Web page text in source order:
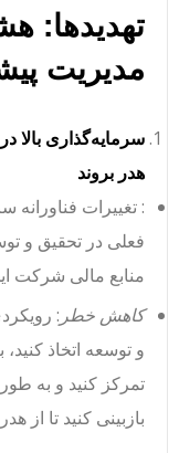
تهدیدها:
مدیریت
سرمایه‌گذاری بالا
هدر بروند
: تغییرات فناورانه
فعلی در تحقیق و
منابع مالی شرکت
کاهش خطر:
و توسعه اتخاذ
تمرکز کنید و به
بازبینی کنید تا از